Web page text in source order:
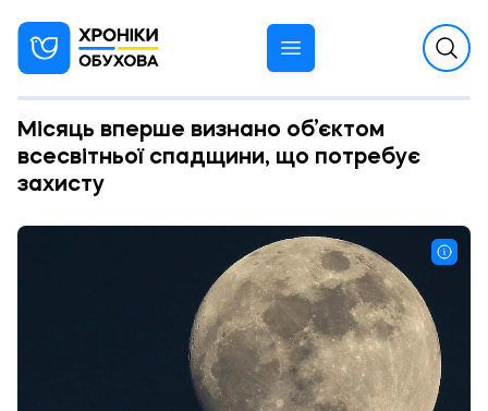
Місяць вперше визнано об’єктом
всесвітньої спадщини, що потребує
захисту